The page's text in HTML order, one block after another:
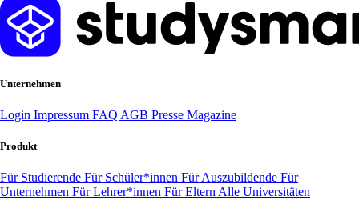
Unternehmen
Login Impressum FAQ AGB Presse Magazine
Produkt
Für Studierende Für Schüler*innen Für Auszubildende Für
Unternehmen Für Lehrer*innen Für Eltern Alle Universitäten